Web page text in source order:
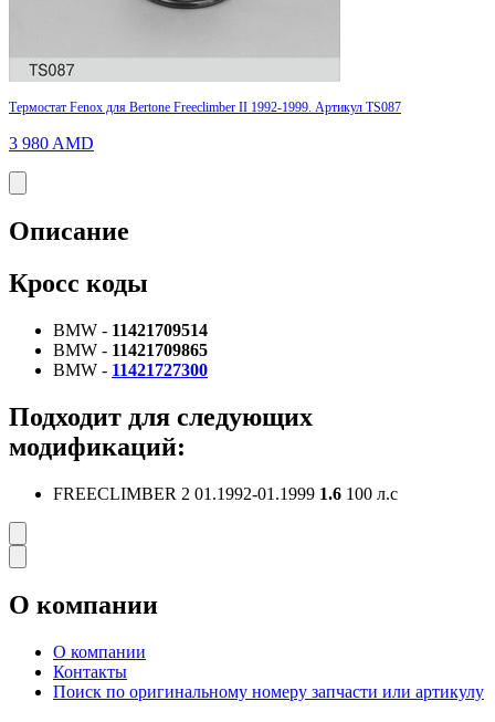
Термостат Fenox для Bertone Freeclimber II 1992-1999. Артикул TS087
3 980 AMD
Описание
Кросс коды
BMW - 11421709514
BMW - 11421709865
BMW - 11421727300
Подходит для следующих
модификаций:
FREECLIMBER 2 01.1992-01.1999 1.6 100 л.с
О компании
О компании
Контакты
Поиск по оригинальному номеру запчасти или артикулу